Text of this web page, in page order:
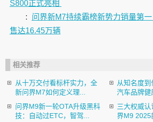
S800正式亮相
:
问界新M7持续霸榜新势力销量第
售达16.45万辆
相关推荐
从十万交付看标杆实力，全
新问界M7如何定义理...
从知名度
汽车品牌健
问界M9新一轮OTA升级黑科
技：自动过ETC，智驾...
三大权威认
界M9 2025